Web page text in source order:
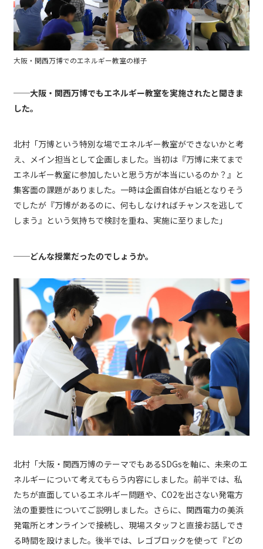
大阪・関西万博でのエネルギー教室の様子
──大阪・関西万博でもエネルギー教室を実施されたと聞きま
した。
北村「万博という特別な場でエネルギー教室ができないかと考
え、メイン担当として企画しました。当初は『万博に来てまで
エネルギー教室に参加したいと思う方が本当にいるのか？』と
集客面の課題がありました。一時は企画自体が白紙となりそう
でしたが『万博があるのに、何もしなければチャンスを逃して
しまう』という気持ちで検討を重ね、実施に至りました」
──どんな授業だったのでしょうか。
北村「大阪・関西万博のテーマでもあるSDGsを軸に、未来のエ
ネルギーについて考えてもらう内容にしました。前半では、私
たちが直面しているエネルギー問題や、CO2を出さない発電方
法の重要性についてご説明しました。さらに、関西電力の美浜
発電所とオンラインで接続し、現場スタッフと直接お話しでき
る時間を設けました。後半では、レゴブロックを使って『どの